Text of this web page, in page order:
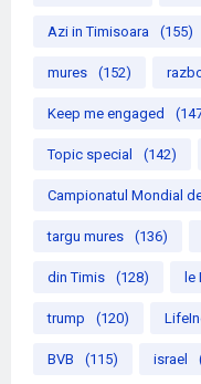
Azi in Timisoara (155)
mures (152)
Keep me engaged
Topic special (142)
Campionatul Mondial
targu mures (136)
din Timis (128) le
trump (120)
BVB (115) israel